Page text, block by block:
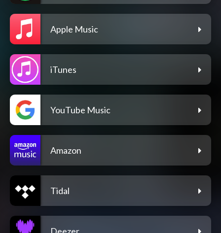
Apple Music
iTunes
YouTube Music
Amazon
Tidal